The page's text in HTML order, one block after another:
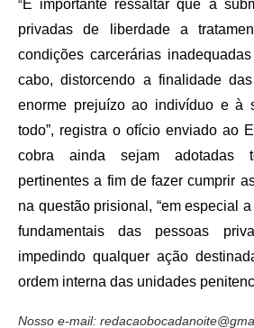
“É importante ressaltar que a
privadas de liberdade a
condições carcerárias
cabo, distorcendo a finalidade
enorme prejuízo ao indivíduo e à
todo”, registra o ofício enviado ao
cobra ainda sejam adotadas
pertinentes a fim de fazer cumprir
na questão prisional, “em especial
fundamentais das pessoas
impedindo qualquer ação
ordem interna das unidades
Nosso e-mail: